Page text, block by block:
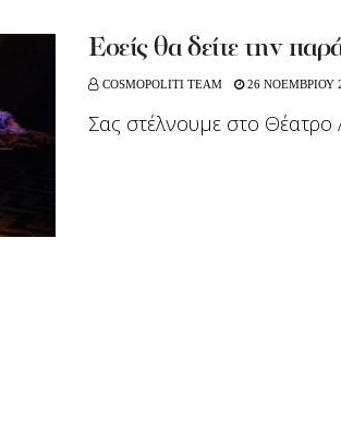
Εσείς θα δείτε την
COSMOPOLITI TEAM 26 ΝΟΕΜΒΡΙΟΥ
Σας στέλνουμε στο Θέατρο